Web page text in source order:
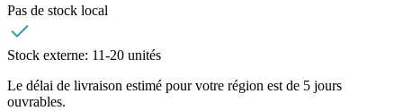
Pas de stock local
Stock externe: 11-20 unités
Le délai de livraison estimé pour votre région est de 5 jours
ouvrables.